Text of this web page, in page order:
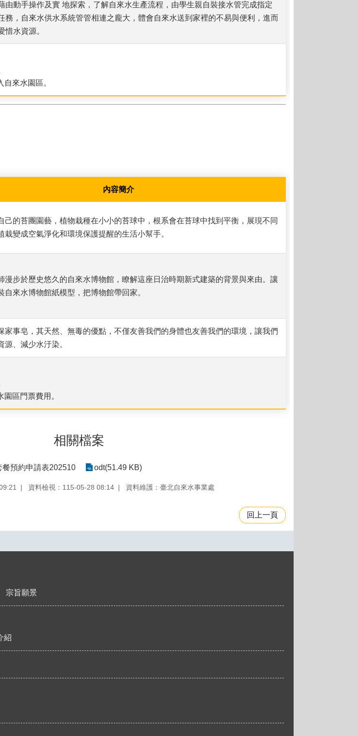
由動手操作及實 地探索，了解自來水生產流程，由學生親自裝接水管完成指定
務，自來水供水系統管管相連之龐大，體會自來水送到家裡的不易與便利，進而
惜水資源。
來水園區。
內容簡介
己的苔團園藝，植物栽種在小小的苔球中，根系會在苔球中找到平衡，展現不同
栽變成空氣淨化和環境保護提醒的生活小幫手。
漫步於歷史悠久的自來水博物館，瞭解這座日治時期新式建築的背景與來由。讓
自來水博物館紙模型，把博物館帶回家。
家事皂，其天然、無毒的優點，不僅友善我們的身體也友善我們的環境，讓我們
源、減少水汙染。
區門票費用。
相關檔案
預約申請表202510 odt(51.49 KB)
資料檢視：115-05-28 08:14 資料維護：臺北自來水事業處
回上一頁
宗旨願景
紹